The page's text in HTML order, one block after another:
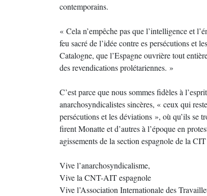
contemporains.
« Cela n’empêche pas que l’intelligence et
feu sacré de l’idée contre es persécutions et
Catalogne, que l’Espagne ouvrière tout
des revendications prolétariennes. »
C’est parce que nous sommes fidèles à
anarchosyndicalistes sincères, « ceux qui
persécutions et les déviations », où qu’ils se
firent Monatte et d’autres à l’époque en
agissements de la section espagnole de la
Vive l’anarchosyndicalisme,
Vive la CNT-AIT espagnole
Vive l’Association Internationale des